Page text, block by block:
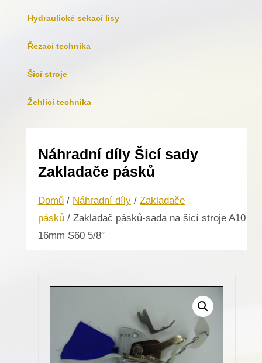
Hydraulické sekací lisy
Řezací technika
Šicí stroje
Žehlicí technika
Náhradní díly Šicí sady
Zakladače pásků
Domů / Náhradní díly / Zakladače
pásků / Zakladač pásků-sada na šicí stroje A10
16mm S60 5/8″